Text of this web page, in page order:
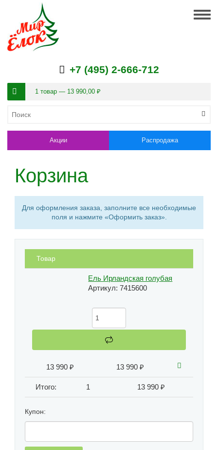
+7 (495) 2-666-712
1 товар — 13 990,00 ₽
Акции Распродажа
Корзина
Для оформления заказа, заполните все необходимые
поля и нажмите «Оформить заказ».
Товар
Ель Ирландская голубая
Артикул: 7415600
13 990 ₽ 13 990 ₽
Итого: 1 13 990 ₽
Купон: